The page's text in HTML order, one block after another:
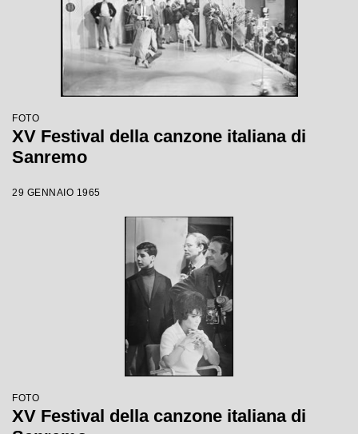
FOTO
XV Festival della canzone italiana di
Sanremo
29 GENNAIO 1965
FOTO
XV Festival della canzone italiana di